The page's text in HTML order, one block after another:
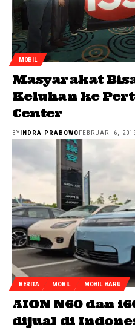
MOBIL
Masyarakat
Keluhan ke
Center
BY INDRA PRABOWO FEBRUARI 6,
BERITA MOBIL MOBIL BARU
AION N60 dan
dijual di